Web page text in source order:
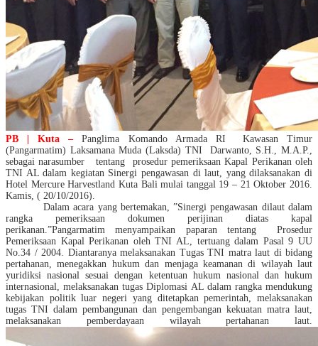
PB | Kuta –Panglima Komando Armada RI Kawasan Timur
(Pangarmatim) Laksamana Muda (Laksda) TNI Darwanto, S.H., M.A.P.,
sebagai narasumber tentang prosedur pemeriksaan Kapal Perikanan oleh
TNI AL dalam kegiatan Sinergi pengawasan di laut, yang dilaksanakan di
Hotel Mercure Harvestland Kuta Bali mulai tanggal 19 – 21 Oktober 2016.
Kamis, ( 20/10/2016).
Dalam acara yang bertemakan, ”Sinergi pengawasan dilaut dalam
rangka pemeriksaan dokumen perijinan diatas kapal
perikanan.”Pangarmatim menyampaikan paparan tentang Prosedur
Pemeriksaan Kapal Perikanan oleh TNI AL, tertuang dalam Pasal 9 UU
No.34 / 2004. Diantaranya melaksanakan Tugas TNI matra laut di bidang
pertahanan, menegakkan hukum dan menjaga keamanan di wilayah laut
yuridiksi nasional sesuai dengan ketentuan hukum nasional dan hukum
internasional, melaksanakan tugas Diplomasi AL dalam rangka mendukung
kebijakan politik luar negeri yang ditetapkan pemerintah, melaksanakan
tugas TNI dalam pembangunan dan pengembangan kekuatan matra laut,
melaksanakan pemberdayaan wilayah pertahanan laut.